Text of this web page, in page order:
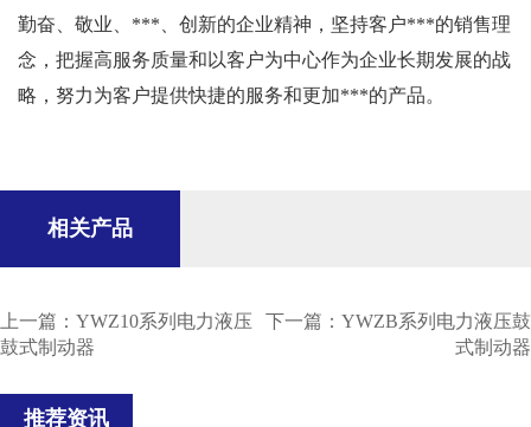
勤奋、敬业、***、创新的企业精神，坚持客户***的销售理
念，把握高服务质量和以客户为中心作为企业长期发展的战
略，努力为客户提供快捷的服务和更加***的产品。
相关产品
上一篇： YWZ10系列电力液压
鼓式制动器
下一篇： YWZB系列电力液压鼓
式制动器
推荐资讯